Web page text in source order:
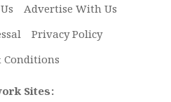
Advertise With Us
Privacy Policy
Conditions
Sites: